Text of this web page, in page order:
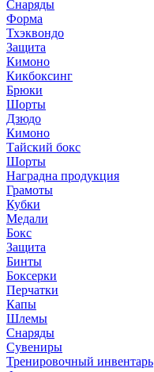
Снаряды
Форма
Тхэквондо
Защита
Кимоно
Кикбоксинг
Брюки
Шорты
Дзюдо
Кимоно
Тайский бокс
Шорты
Наградна продукция
Грамоты
Кубки
Медали
Бокс
Защита
Бинты
Боксерки
Перчатки
Капы
Шлемы
Снаряды
Сувениры
Тренировочный инвентарь